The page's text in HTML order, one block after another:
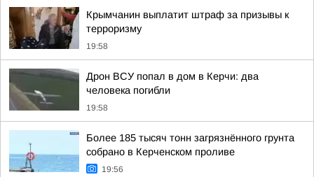
Крымчанин выплатит штраф за призывы к
терроризму
19:58
Дрон ВСУ попал в дом в Керчи: два
человека погибли
19:58
Более 185 тысяч тонн загрязнённого грунта
собрано в Керченском проливе
19:56